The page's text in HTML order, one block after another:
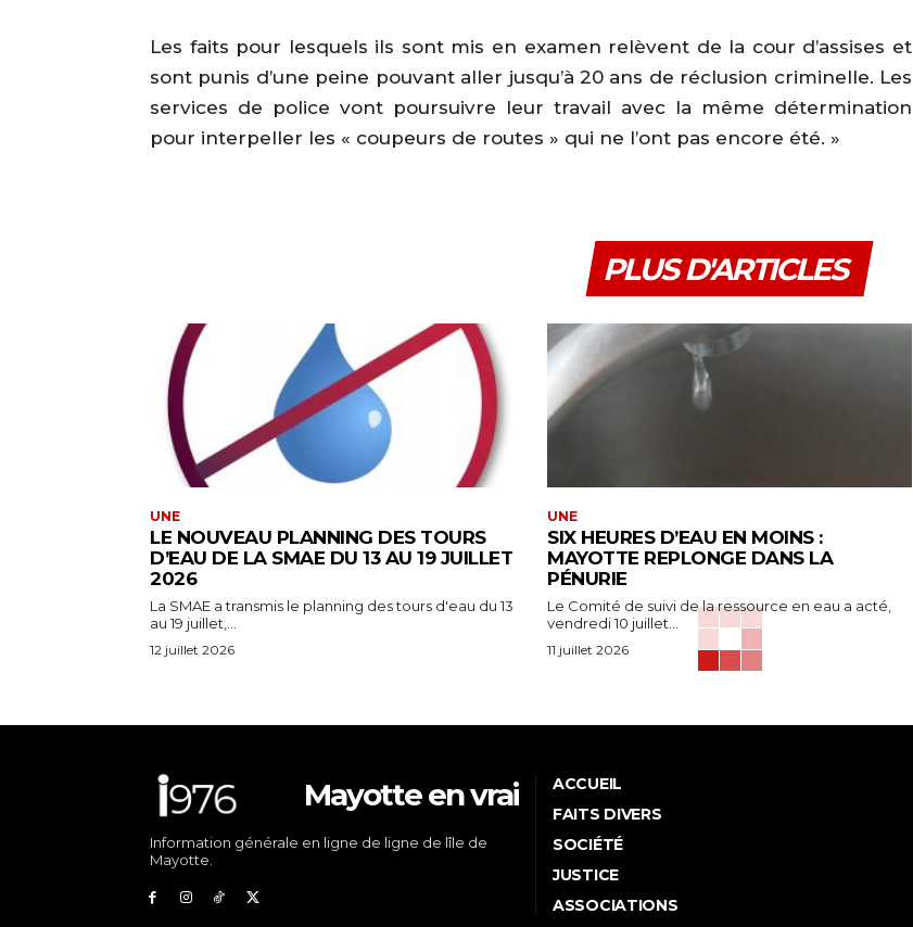
Les faits pour lesquels ils sont mis en examen relèvent de la cour d’assises et
sont punis d’une peine pouvant aller jusqu’à 20 ans de réclusion criminelle. Les
services de police vont poursuivre leur travail avec la même détermination
pour interpeller les « coupeurs de routes » qui ne l’ont pas encore été. »
PLUS D'ARTICLES
UNE
LE NOUVEAU PLANNING DES TOURS
D’EAU DE LA SMAE DU 13 AU 19 JUILLET
2026
La SMAE a transmis le planning des tours d'eau du 13
au 19 juillet,...
12 juillet 2026
UNE
SIX HEURES D’EAU EN MOINS :
MAYOTTE REPLONGE DANS LA
PÉNURIE
Le Comité de suivi de la ressource en eau a acté,
vendredi 10 juillet...
11 juillet 2026
Mayotte en vrai
Information générale en ligne de ligne de lîle de
Mayotte.
ACCUEIL
FAITS DIVERS
SOCIÉTÉ
JUSTICE
ASSOCIATIONS